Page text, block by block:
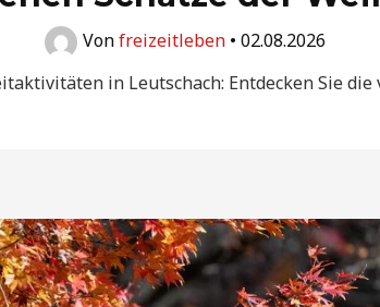
Vonfreizeitleben • 02.08.2026
in Leutschach: Entdecken Sie